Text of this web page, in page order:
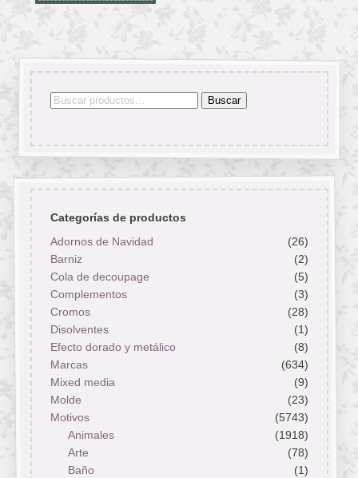
Buscar
Buscar
Categorías de productos
Adornos de Navidad
(26)
Barniz
(2)
Cola de decoupage
(5)
Complementos
(3)
Cromos
(28)
Disolventes
(1)
Efecto dorado y metálico
(8)
Marcas
(634)
Mixed media
(9)
Molde
(23)
Motivos
(5743)
Animales
(1918)
Arte
(78)
Baño
(1)